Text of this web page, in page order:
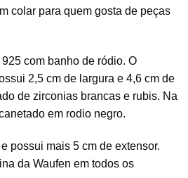
colar para quem gosta de peças
com banho de ródio. O
2,5 cm de largura e 4,6 cm de
de zirconias brancas e rubis. Na
em rodio negro.
possui mais 5 cm de extensor.
da Waufen em todos os